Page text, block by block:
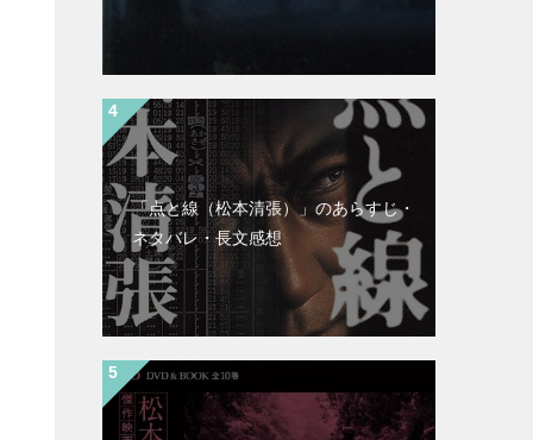
「点と線（松本清張）」のあらすじ・
ネタバレ・長文感想